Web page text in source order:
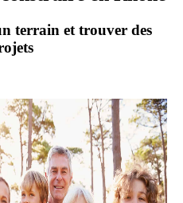
terrain et trouver des